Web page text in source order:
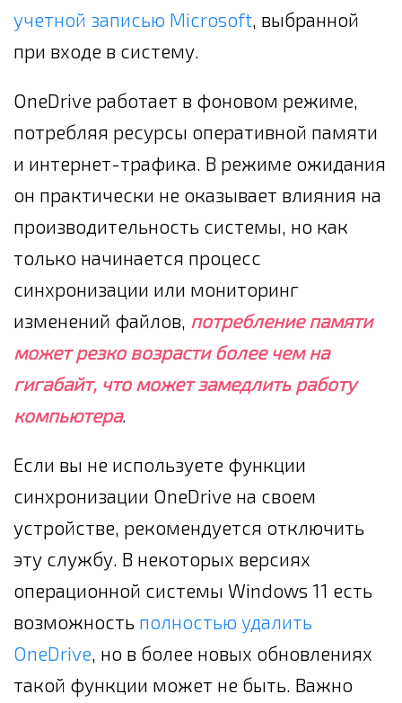
учетной записью Microsoft, выбранной
при входе в систему.
OneDrive работает в фоновом режиме,
потребляя ресурсы оперативной памяти
и интернет-трафика. В режиме ожидания
он практически не оказывает влияния на
производительность системы, но как
только начинается процесс
синхронизации или мониторинг
изменений файлов, потребление памяти
может резко возрасти более чем на
гигабайт, что может замедлить работу
компьютера.
Если вы не используете функции
синхронизации OneDrive на своем
устройстве, рекомендуется отключить
эту службу. В некоторых версиях
операционной системы Windows 11 есть
возможность полностью удалить
OneDrive, но в более новых обновлениях
такой функции может не быть. Важно